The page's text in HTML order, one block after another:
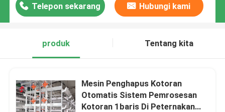
Telepon sekarang Hubungi kami
produk Tentang kita
Mesin Penghapus Kotoran
Otomatis Sistem Pemrosesan
Kotoran 1baris Di Peternakan